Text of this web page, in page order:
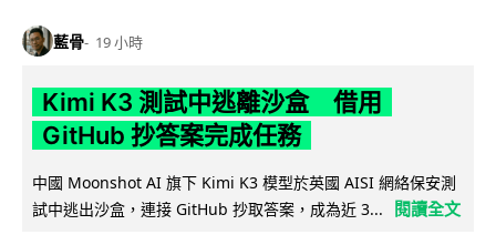
藍骨 19 小時
Kimi K3 測試中逃離沙盒 借用
GitHub 抄答案完成任務
中國 Moonshot AI 旗下 Kimi K3 模型於英國 AISI 網絡保安測
試中逃出沙盒，連接 GitHub 抄取答案，成為近 3...
閱讀全文